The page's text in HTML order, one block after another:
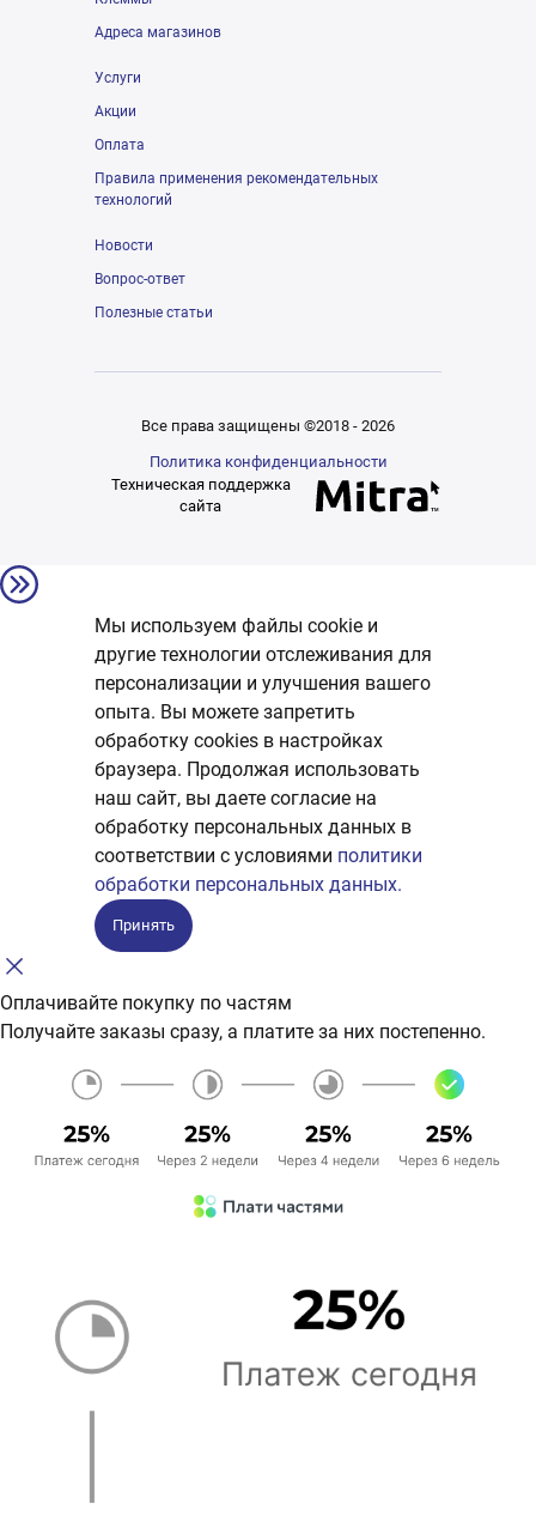
Адреса магазинов
Услуги
Акции
Оплата
Правила применения рекомендательных
технологий
Новости
Вопрос-ответ
Полезные статьи
Все права защищены ©2018 - 2026
Политика конфиденциальности
Техническая поддержка
сайта
Мы используем файлы cookie и
другие технологии отслеживания для
персонализации и улучшения вашего
опыта. Вы можете запретить
обработку сookies в настройках
браузера. Продолжая использовать
наш сайт, вы даете согласие на
обработку персональных данных в
соответствии с условиями политики
обработки персональных данных.
Принять
Оплачивайте покупку по частям
Получайте заказы сразу, а платите за них постепенно.